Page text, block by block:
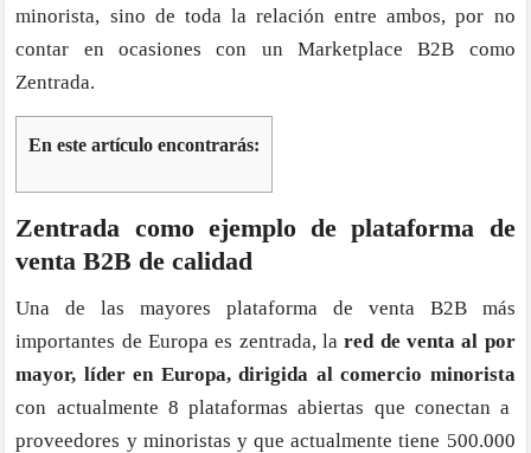
minorista, sino de toda la relación entre ambos, por no
contar en ocasiones con un Marketplace B2B como
Zentrada.
En este artículo encontrarás:
Zentrada como ejemplo de plataforma de
venta B2B de calidad
Una de las mayores plataforma de venta B2B más
importantes de Europa es zentrada, lared de venta al por
mayor, líder en Europa, dirigida al comercio minorista
con actualmente 8 plataformas abiertas que conectan a
proveedores y minoristas y que actualmente tiene 500.000